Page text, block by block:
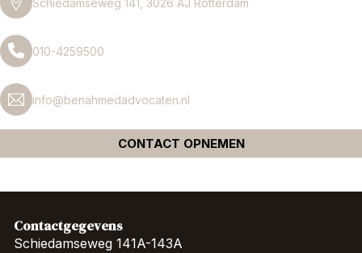
010-4259500
info@benahmedadvocaten.nl
CONTACT OPNEMEN
Contactgegevens
Schiedamseweg 141A-143A